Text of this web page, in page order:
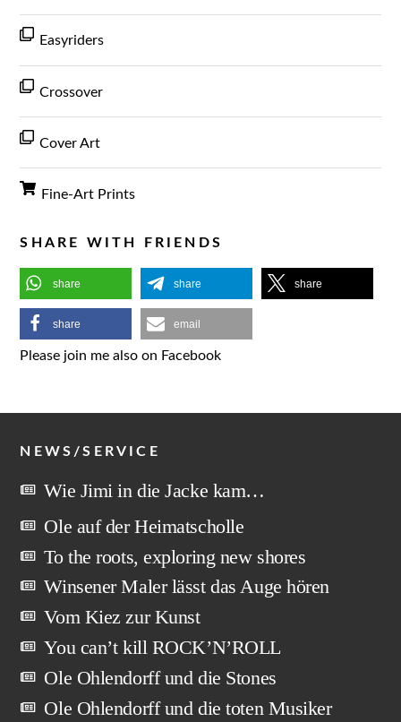
Easyriders
Crossover
Cover Art
Fine-Art Prints
SHARE WITH FRIENDS
share share share
share email
Please join me also on Facebook
NEWS/SERVICE
Wie Jimi in die Jacke kam…
Ole auf der Heimatscholle
To the roots, exploring new shores
Winsener Maler lässt das Auge hören
Vom Kiez zur Kunst
You can’t kill ROCK’N’ROLL
Ole Ohlendorff und die Stones
Ole Ohlendorff und die toten Musiker